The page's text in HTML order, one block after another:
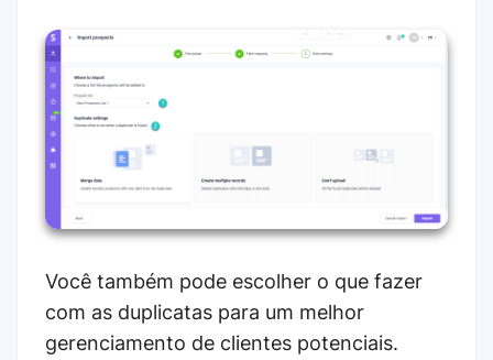
Você também pode escolher o que fazer
com as duplicatas para um melhor
gerenciamento de clientes potenciais.